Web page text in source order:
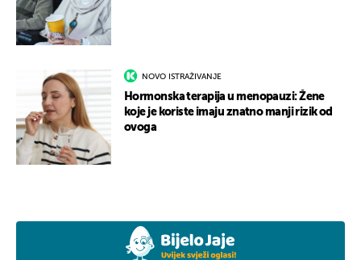
NOVO ISTRAŽIVANJE
Hormonska terapija u menopauzi: Žene
koje je koriste imaju znatno manji rizik od
ovoga